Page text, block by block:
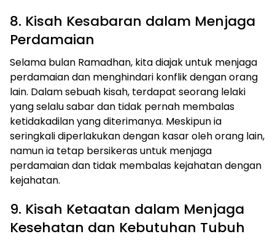
8. Kisah Kesabaran dalam Menjaga
Perdamaian
Selama bulan Ramadhan, kita diajak untuk menjaga
perdamaian dan menghindari konflik dengan orang
lain. Dalam sebuah kisah, terdapat seorang lelaki
yang selalu sabar dan tidak pernah membalas
ketidakadilan yang diterimanya. Meskipun ia
seringkali diperlakukan dengan kasar oleh orang lain,
namun ia tetap bersikeras untuk menjaga
perdamaian dan tidak membalas kejahatan dengan
kejahatan.
9. Kisah Ketaatan dalam Menjaga
Kesehatan dan Kebutuhan Tubuh